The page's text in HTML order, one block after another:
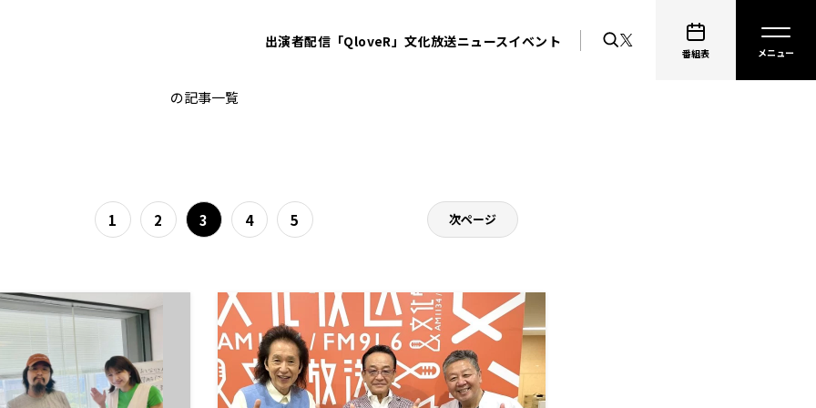
出演者配信「QloveR」文化放送ニュースイベント
番組表
ミュージシャン
の記事一覧
1 2 3 4 5 次ページ